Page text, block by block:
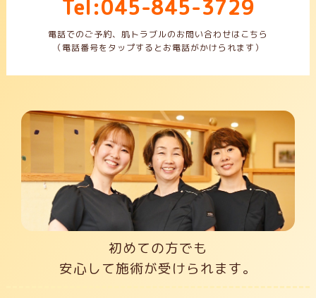
Tel:045-845-3729
電話でのご予約、肌トラブルのお問い合わせはこちら
（電話番号をタップするとお電話がかけられます）
初めての方でも
安心して施術が受けられます。